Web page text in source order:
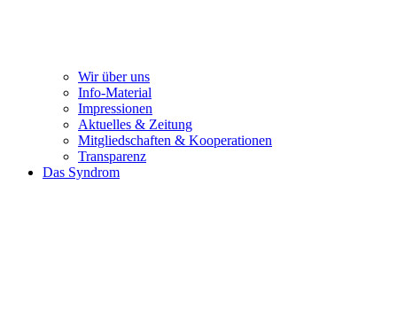
Wir über uns
Info-Material
Impressionen
Aktuelles & Zeitung
Mitgliedschaften & Kooperationen
Transparenz
Das Syndrom